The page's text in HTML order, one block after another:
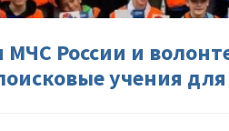
Центра-
МЧС России и
учения для